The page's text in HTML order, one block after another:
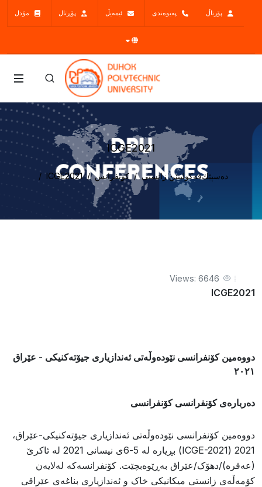
پۆرتاڵ پەیوەندی ئیمەیڵ پۆڕتال مۆدل
ICGE2021
دەسپێكڤه‌كولينێن زانستى كونفرانس ICGE2021
Views: 6646
ICGE2021
دووەمین کۆنفرانسی نێودەوڵەتی ئەندازیاری جیۆتەکنیکی - عێراق
٢٠٢١
دەربارەی کۆنفرانسی کۆنفرانسی
دووەمین کۆنفرانسی نێودەوڵەتی ئەندازیاری جیۆتەکنیکی-عێراق،
2021 (ICGE-2021) بڕیارە لە 5-6ی نیسانی 2021 لە ئاکرێ
(عەقرە)/دهۆک/عێراق بەڕێوەبچێت. کۆنفرانسەکە لەلایەن
کۆمەڵەی زانستی میکانیکی خاک و ئەندازیاری بناغەی عێراقی